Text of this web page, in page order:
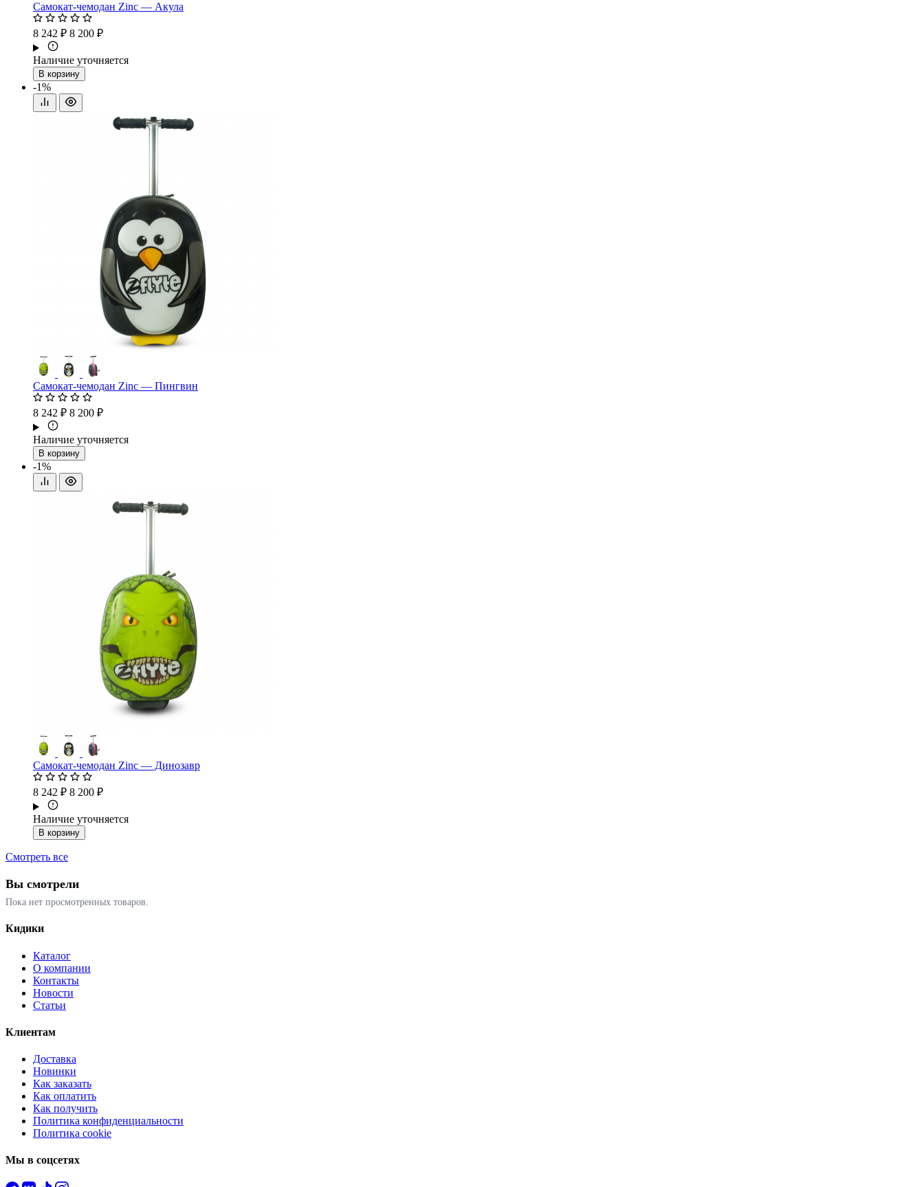
Самокат-чемодан Zinc — Акула
8 242 ₽ 8 200 ₽
Наличие уточняется
В корзину
-1%
Самокат-чемодан Zinc — Пингвин
8 242 ₽ 8 200 ₽
Наличие уточняется
В корзину
-1%
Самокат-чемодан Zinc — Динозавр
8 242 ₽ 8 200 ₽
Наличие уточняется
В корзину
Смотреть все
Вы смотрели
Пока нет просмотренных товаров.
Кидики
Каталог
О компании
Контакты
Новости
Статьи
Клиентам
Доставка
Новинки
Как заказать
Как оплатить
Как получить
Политика конфиденциальности
Политика cookie
Мы в соцсетях